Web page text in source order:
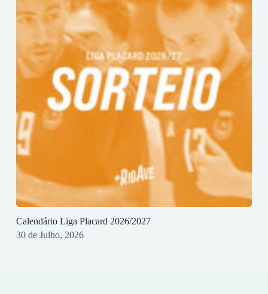
Calendário Liga Placard 2026/2027
30 de Julho, 2026